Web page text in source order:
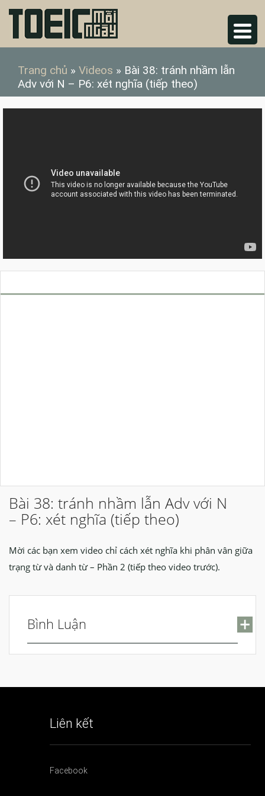
Trang chủ » Videos » Bài 38: tránh nhầm lẫn
Adv với N – P6: xét nghĩa (tiếp theo)
Bài 38: tránh nhầm lẫn Adv với N
– P6: xét nghĩa (tiếp theo)
Mời các bạn xem video chỉ cách xét nghĩa khi phân vân giữa
trạng từ và danh từ – Phần 2 (tiếp theo video trước).
Bình Luận
Liên kết
Facebook